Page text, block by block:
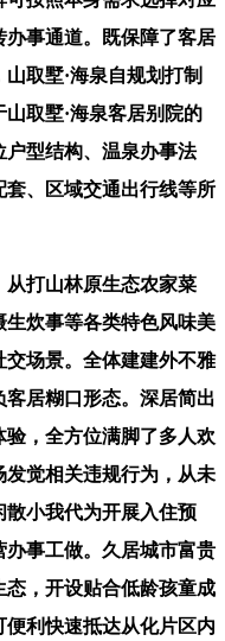
事通道。既保障了客居
取墅·海泉自规划打制
取墅·海泉客居别院的
型结构、温泉办事法
套、区域交通出行线等所
打山林原生态农家菜
炊事等各类特色风味美
场景。全体建建外不雅
居糊口形态。深居简出
，全方位满脚了多人欢
觉相关违规行为，从未
小我代为开展入住预
事工做。久居城市富贵
态，开设贴合低龄孩童成
利快速抵达从化片区内